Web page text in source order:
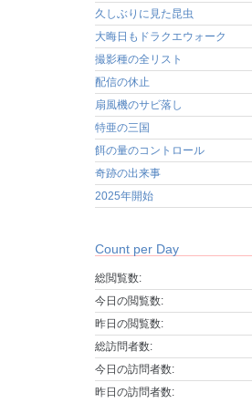
久しぶりに見た昆虫
大晦日もドラクエウォーク
撮影種の全リスト
配信の休止
扇風機のサビ落し
特亜の三国
餌の量のコントロール
奇跡の出来事
2025年開始
Count per Day
総閲覧数:
今日の閲覧数:
昨日の閲覧数:
総訪問者数:
今日の訪問者数:
昨日の訪問者数: